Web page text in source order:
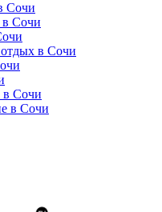
Сочи
в Сочи
в Сочи
в Сочи
в Сочи